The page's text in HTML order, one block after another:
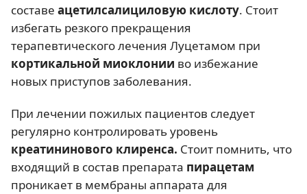
составе ацетилсалициловую кислоту. Стоит
избегать резкого прекращения
терапевтического лечения Луцетамом при
кортикальной миоклонии во избежание
новых приступов заболевания.
При лечении пожилых пациентов следует
регулярно контролировать уровень
креатининового клиренса. Стоит помнить, что
входящий в состав препарата пирацетам
проникает в мембраны аппарата для